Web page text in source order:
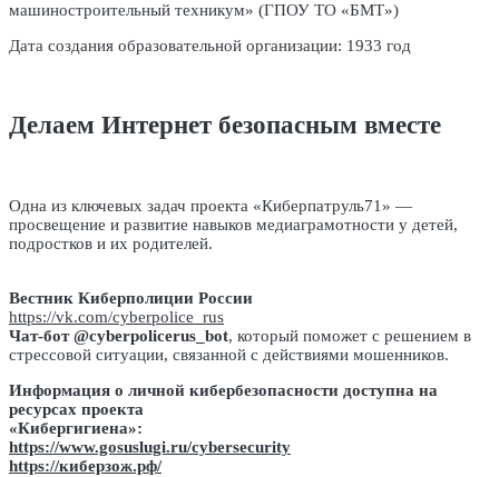
машиностроительный техникум» (ГПОУ ТО «БМТ»)
Дата создания образовательной организации: 1933 год
Делаем Интернет безопасным вместе
Одна из ключевых задач проекта «Киберпатруль71» —
просвещение и развитие навыков медиаграмотности у детей,
подростков и их родителей.
Вестник Киберполиции России
https://vk.com/cyberpolice_rus
Чат-бот @cyberpolicerus_bot, который поможет с решением в
стрессовой ситуации, связанной с действиями мошенников.
Информация о личной кибербезопасности доступна на
ресурсах проекта
«Кибергигиена»:
https://www.gosuslugi.ru/cybersecurity
https://киберзож.рф/